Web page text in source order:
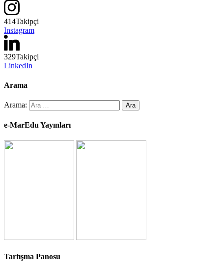
414Takipçi
Instagram
329Takipçi
LinkedIn
Arama
Arama:
e-MarEdu Yayınları
Tartışma Panosu